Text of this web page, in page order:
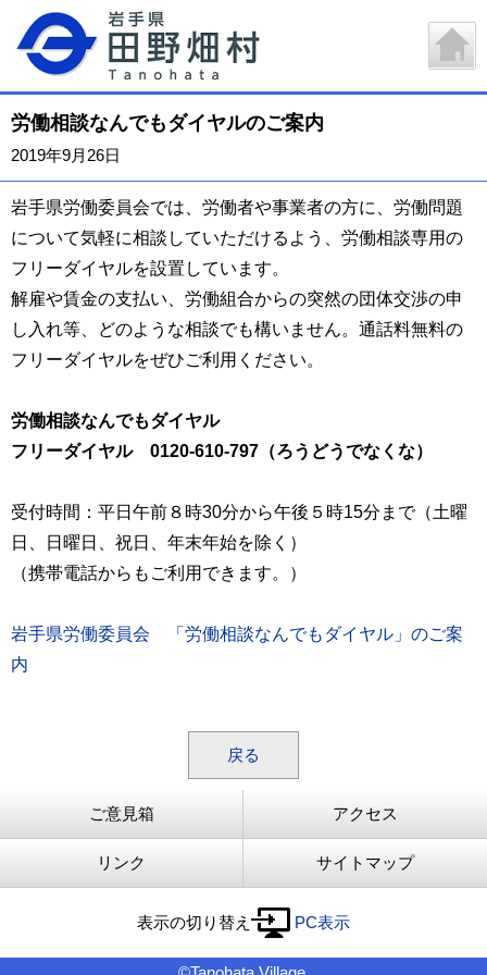
労働相談なんでもダイヤルのご案内
2019年9月26日
岩手県労働委員会では、労働者や事業者の方に、労働問題
について気軽に相談していただけるよう、労働相談専用の
フリーダイヤルを設置しています。
解雇や賃金の支払い、労働組合からの突然の団体交渉の申
し入れ等、どのような相談でも構いません。通話料無料の
フリーダイヤルをぜひご利用ください。
労働相談なんでもダイヤル
フリーダイヤル 0120-610-797（ろうどうでなくな）
受付時間：平日午前８時30分から午後５時15分まで（土曜
日、日曜日、祝日、年末年始を除く）
（携帯電話からもご利用できます。）
岩手県労働委員会 「労働相談なんでもダイヤル」のご案
内
戻る
ご意見箱 アクセス
リンク サイトマップ
表示の切り替え PC表示